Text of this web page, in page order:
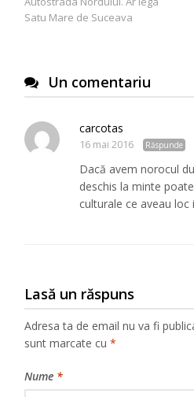
articole
Satu Mare de Suceava
Un comentariu
carcotas
16 mai 2016 Răspunde
Dacă avem norocul
deschis la minte
culturale ce aveau loc
Lasă un răspuns
Adresa ta de email nu va fi
sunt marcate cu*
Nume *